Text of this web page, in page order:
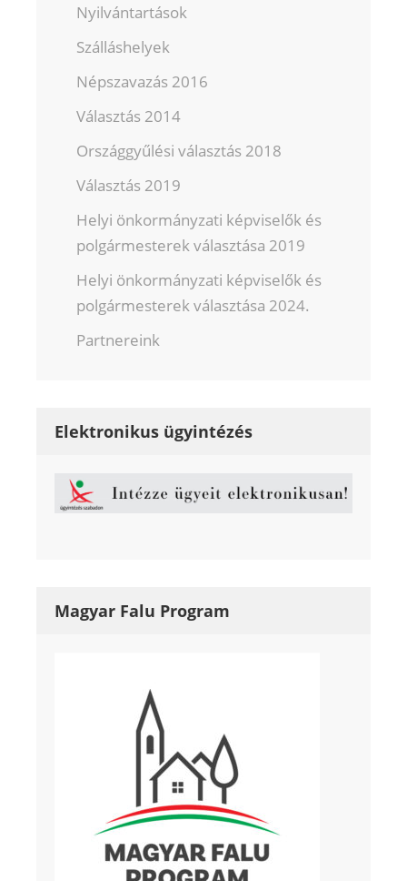
Nyilvántartások
Szálláshelyek
Népszavazás 2016
Választás 2014
Országgyűlési választás 2018
Választás 2019
Helyi önkormányzati képviselők és
polgármesterek választása 2019
Helyi önkormányzati képviselők és
polgármesterek választása 2024.
Partnereink
Elektronikus ügyintézés
Magyar Falu Program